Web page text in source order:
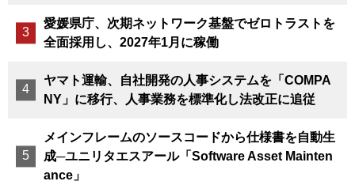
愛媛県庁、次期ネットワーク基盤でゼロトラストを
全面採用し、2027年1月に稼働
ヤマト運輸、自社開発の人事システムを「COMPA
NY」に移行、人事業務を標準化し法改正に追従
メインフレームのソースコードから仕様書を自動生
成─ユニリタエスアール「Software Asset Mainten
ance」